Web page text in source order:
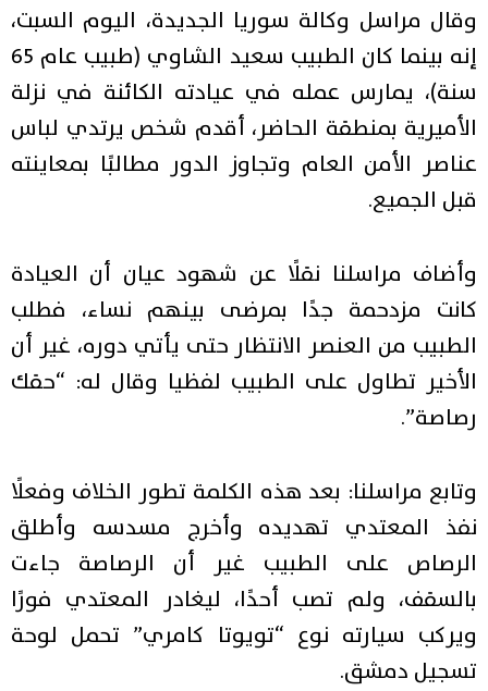
وقال مراسل وكالة سوريا الجديدة، اليوم السبت،
إنه بينما كان الطبيب سعيد الشاوي (طبيب عام 65
سنة)، يمارس عمله في عيادته الكائنة في نزلة
الأميرية بمنطقة الحاضر، أقدم شخص يرتدي لباس
عناصر الأمن العام وتجاوز الدور مطالبًا بمعاينته
قبل الجميع.
وأضاف مراسلنا نقلًا عن شهود عيان أن العيادة
كانت مزدحمة جدًا بمرضى بينهم نساء، فطلب
الطبيب من العنصر الانتظار حتى يأتي دوره، غير أن
الأخير تطاول على الطبيب لفظيا وقال له: “حقك
رصاصة”.
وتابع مراسلنا: بعد هذه الكلمة تطور الخلاف وفعلًا
نفذ المعتدي تهديده وأخرج مسدسه وأطلق
الرصاص على الطبيب غير أن الرصاصة جاءت
بالسقف، ولم تصب أحدًا، ليغادر المعتدي فورًا
ويركب سيارته نوع “تويوتا كامري” تحمل لوحة
تسجيل دمشق.